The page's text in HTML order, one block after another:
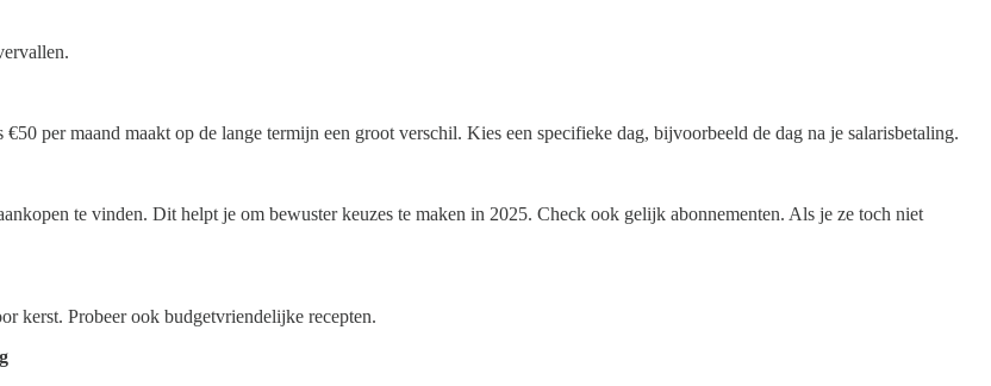
per maand maakt op de lange termijn een groot verschil. Kies een specifieke dag, bijvoorbeeld de dag na je salarisbetaling.
te vinden. Dit helpt je om bewuster keuzes te maken in 2025. Check ook gelijk abonnementen. Als je ze toch niet
kerst. Probeer ook budgetvriendelijke recepten.